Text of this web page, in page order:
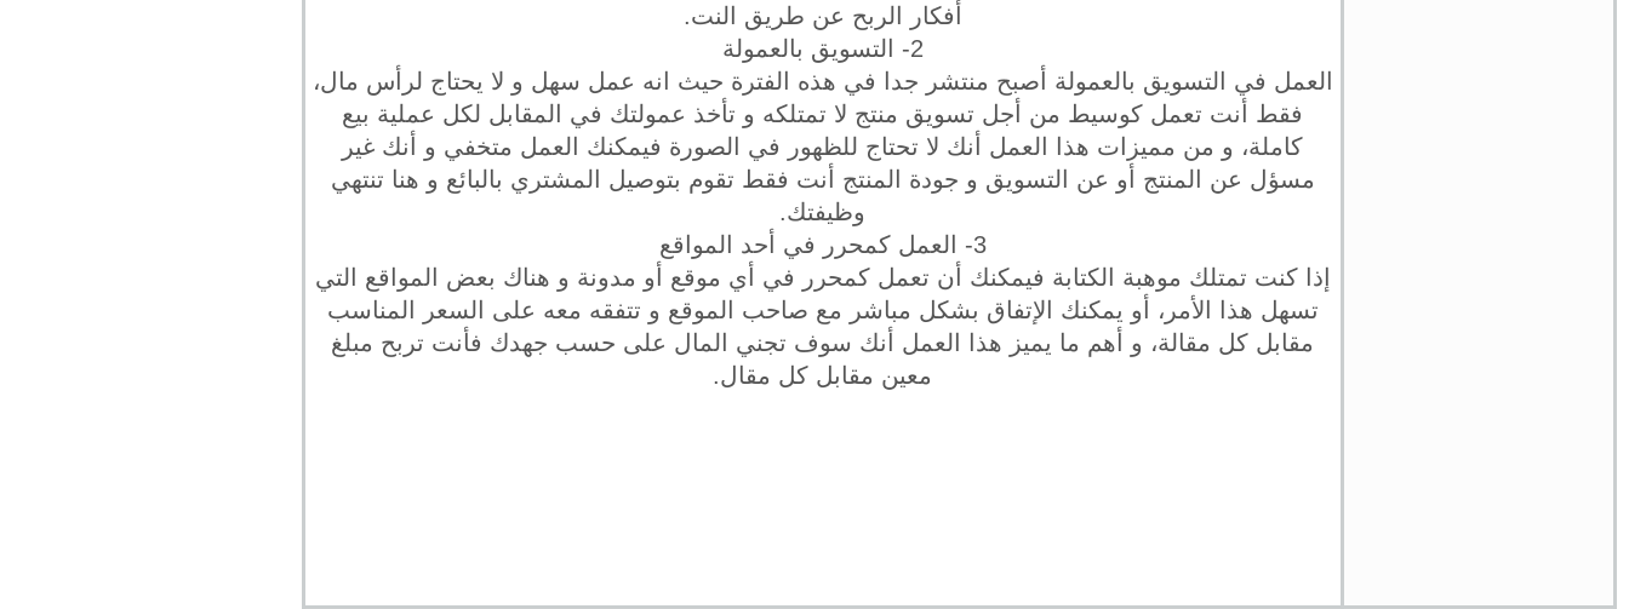
أفكار الربح عن طريق النت.
2- التسويق بالعمولة
العمل في التسويق بالعمولة أصبح منتشر جدا في هذه الفترة حيث انه عمل سهل و لا يحتاج لرأس مال،
فقط أنت تعمل كوسيط من أجل تسويق منتج لا تمتلكه و تأخذ عمولتك في المقابل لكل عملية بيع
كاملة، و من مميزات هذا العمل أنك لا تحتاج للظهور في الصورة فيمكنك العمل متخفي و أنك غير
مسؤل عن المنتج أو عن التسويق و جودة المنتج أنت فقط تقوم بتوصيل المشتري بالبائع و هنا تنتهي
وظيفتك.
3- العمل كمحرر في أحد المواقع
إذا كنت تمتلك موهبة الكتابة فيمكنك أن تعمل كمحرر في أي موقع أو مدونة و هناك بعض المواقع التي
تسهل هذا الأمر، أو يمكنك الإتفاق بشكل مباشر مع صاحب الموقع و تتفقه معه على السعر المناسب
مقابل كل مقالة، و أهم ما يميز هذا العمل أنك سوف تجني المال على حسب جهدك فأنت تربح مبلغ
معين مقابل كل مقال.